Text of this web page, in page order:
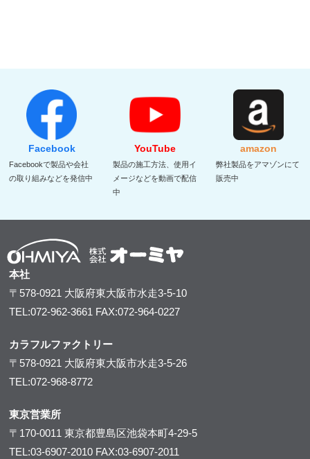
Facebook
Facebookで製品や会社
の取り組みなどを発信中
YouTube
製品の施工方法、使用イ
メージなどを動画で配信
中
amazon
弊社製品をアマゾンにて
販売中
本社
〒578-0921 大阪府東大阪市水走3-5-10
TEL:072-962-3661 FAX:072-964-0227
カラフルファクトリー
〒578-0921 大阪府東大阪市水走3-5-26
TEL:072-968-8772
東京営業所
〒170-0011東京都豊島区池袋本町4-29-5
TEL:03-6907-2010 FAX:03-6907-2011